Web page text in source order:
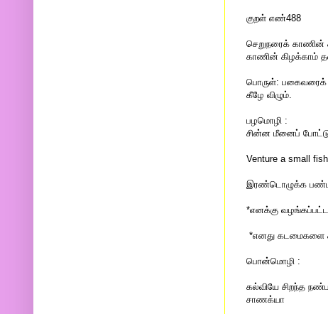
குறள் எண்488
செறுநரைக் காணின்
காணின் கிழக்காம்
பொருள்: பகைவரைக்
கீழே விழும்.
பழமொழி :
சின்ன மீனைப் போட்டு
Venture a small
இரண்டொழுக்க
*எனக்கு
*எனது கடமைகளை
பொன்மொழி :
கல்வியே சிறந்த
சாணக்யா